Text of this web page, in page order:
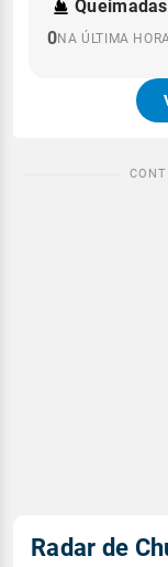
Queimadas
0NA ÚLTIMA HORA
Radar de